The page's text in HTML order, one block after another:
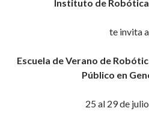
Instituto de Robótica
te invita
Escuela de Verano de
Público en
25 al 29 de